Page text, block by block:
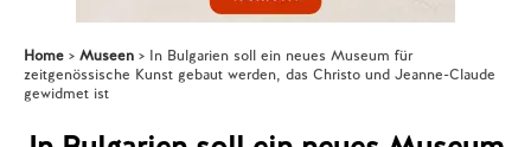
Home Museen
In Bulgarien soll ein neues Museum für
zeitgenössische Kunst gebaut werden, das Christo und Jeanne-Claude
gewidmet ist